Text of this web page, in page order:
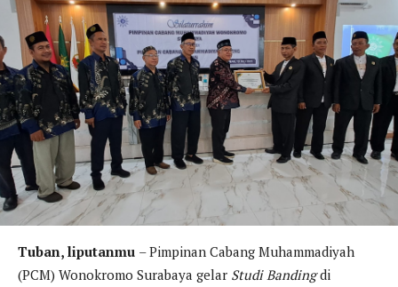
Tuban, liputanmu – Pimpinan Cabang Muhammadiyah
(PCM) Wonokromo Surabaya gelar Studi Bandingdi